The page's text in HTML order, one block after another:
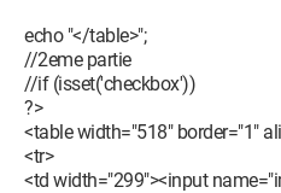
echo "</table>";
//2eme partie
//if (isset('checkbox'))
?>
<table width="518" border="1"
<tr>
<td width="299"><input